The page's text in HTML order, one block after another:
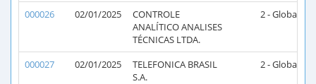
000026 02/01/2025
CONTROLE
ANALÍTICO ANALISES
TÉCNICAS LTDA.
2 - Global
000027 02/01/2025
TELEFONICA BRASIL
S.A.
2 - Global